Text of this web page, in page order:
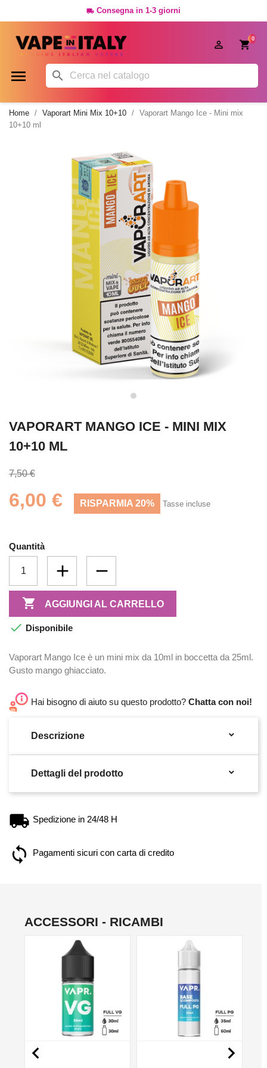
 Consegna in 1-3 giorni
0

 
Home Vaporart Mini Mix 10+10
Vaporart Mango Ice - Mini mix
10+10 ml
VAPORART MANGO ICE - MINI MIX
10+10 ML
7,50 €
6,00 € RISPARMIA 20% Tasse incluse
Quantità
 AGGIUNGI AL CARRELLO
 Disponibile
Vaporart Mango Ice è un mini mix da 10ml in boccetta da 25ml.
Gusto mango ghiacciato.
Hai bisogno di aiuto su questo prodotto? Chatta con noi!
Descrizione 
Dettagli del prodotto 
Spedizione in 24/48 H
Pagamenti sicuri con carta di credito
ACCESSORI - RICAMBI
 